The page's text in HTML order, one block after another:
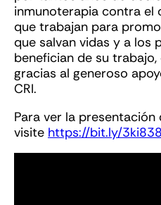
inmunoterapia contra el
que trabajan para
que salvan vidas y a los
benefician de su
gracias al generoso
CRI.
Para ver la presentación
visite https://bit.ly/